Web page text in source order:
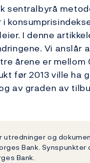
sentralbyrå
I denne
Vi anslår
årene er mellom
før 2013 ville
av graden av
utredninger og
Bank. Synspunkter
Bank.